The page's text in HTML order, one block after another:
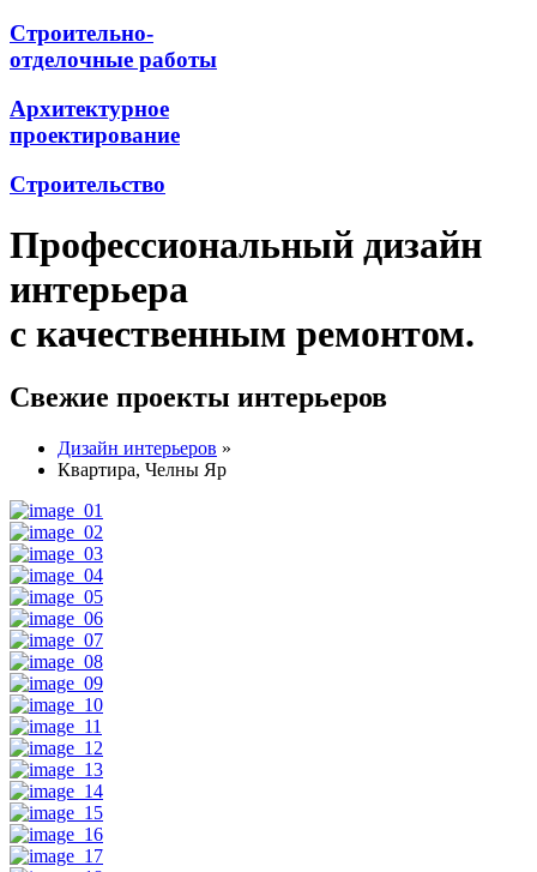
Строительно-
отделочные работы
Архитектурное
проектирование
Строительство
Профессиональный дизайн
интерьера
с качественным ремонтом.
Свежие проекты интерьеров
Дизайн интерьеров »
Квартира, Челны Яр